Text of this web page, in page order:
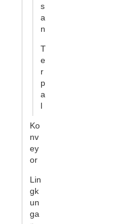
s
a
n
T
e
r
p
a
l
Ko
nv
ey
or
Lin
gk
un
ga